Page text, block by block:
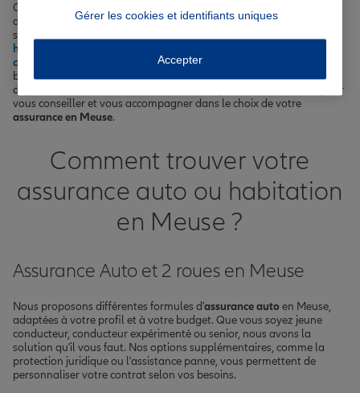
Chez Allianz, nous sommes fiers de proposer nos services
d'
aux Meusiens depuis de nombreuses années. Que vous
soyez à la recherche d'uneassurance auto, d'uneassurance
habitation
complémentaire santé
, nous avons les solutions adaptées à vos
besoins. Nos agents, répartis dans les principales villes du
département comme Bar-le-Duc et Verdun, sont à votre écoute pour
vous conseiller et vous accompagner dans le choix de votre
assurance en Meuse.
Comment trouver votre
assurance auto ou habitation
en Meuse ?
Assurance Auto et 2 roues en Meuse
Nous proposons différentes formules d'assurance auto en Meuse,
adaptées à votre profil et à votre budget. Que vous soyez jeune
conducteur, conducteur expérimenté ou senior, nous avons la
solution qu'il vous faut. Nos options supplémentaires, comme la
protection juridique ou l'assistance panne, vous permettent de
personnaliser votre contrat selon vos besoins.
Gérer les cookies et identifiants uniques
Accepter